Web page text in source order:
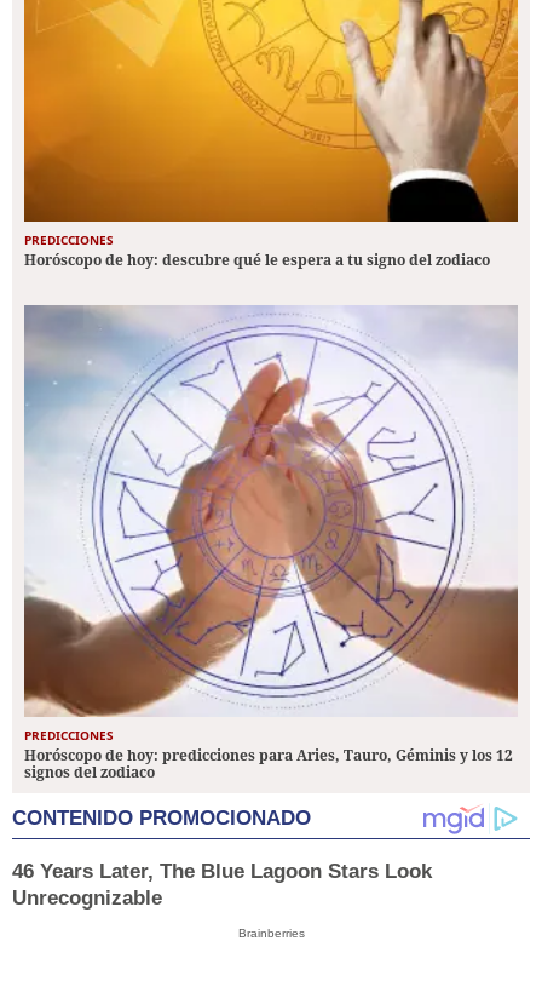
PREDICCIONES
Horóscopo de hoy: descubre qué le espera a tu signo del zodiaco
PREDICCIONES
Horóscopo de hoy: predicciones para Aries, Tauro, Géminis y los 12
signos del zodiaco
CONTENIDO PROMOCIONADO
46 Years Later, The Blue Lagoon Stars Look
Unrecognizable
Brainberries